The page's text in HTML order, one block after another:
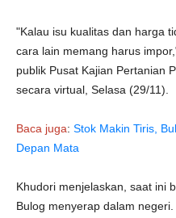
"Kalau isu kualitas dan harga
cara lain memang harus
publik Pusat Kajian Pertanian
secara virtual, Selasa (29/11).
Baca juga: Stok Makin Tiris,
Depan Mata
Khudori menjelaskan, saat ini
Bulog menyerap dalam